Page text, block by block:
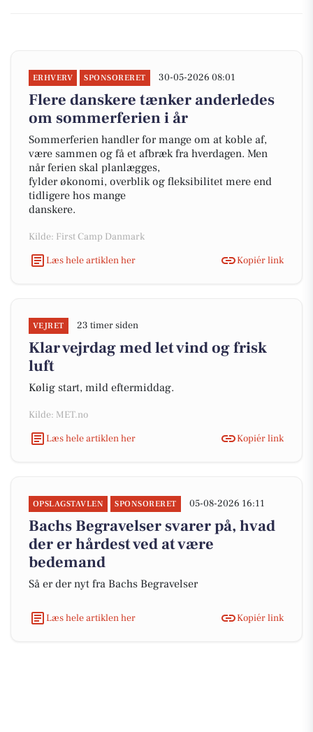
ERHVERV SPONSORERET 30-05-2026 08:01
Flere danskere tænker anderledes
om sommerferien i år
Sommerferien handler for mange om at koble af,
være sammen og få et afbræk fra hverdagen. Men
når ferien skal planlægges,
fylder økonomi, overblik og fleksibilitet mere end
tidligere hos mange
danskere.
Kilde: First Camp Danmark
Læs hele artiklen her
Kopiér link
VEJRET 23 timer siden
Klar vejrdag med let vind og frisk
luft
Kølig start, mild eftermiddag.
Kilde: MET.no
Læs hele artiklen her
Kopiér link
OPSLAGSTAVLEN SPONSORERET 05-08-2026 16:11
Bachs Begravelser svarer på, hvad
der er hårdest ved at være
bedemand
Så er der nyt fra Bachs Begravelser
Læs hele artiklen her Kopiér link